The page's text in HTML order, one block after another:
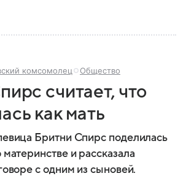
комсомолец Общество
считает, что
как мать
Бритни Спирс поделилась
и рассказала
с одним из сыновей.